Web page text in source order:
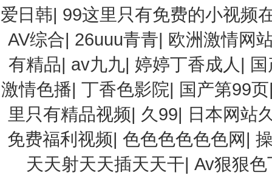
爱日韩| 99这里只有免费的小视频
AV综合| 26uuu青青| 欧洲激情网
有精品| av九九| 婷婷丁香成人 |
激情色播|丁香色影院| 国产第99页
里只有精品视频| 久99| 日本网站
免费福利视频|色色色色色色网|
天天射天天插天天干|Av狠狠